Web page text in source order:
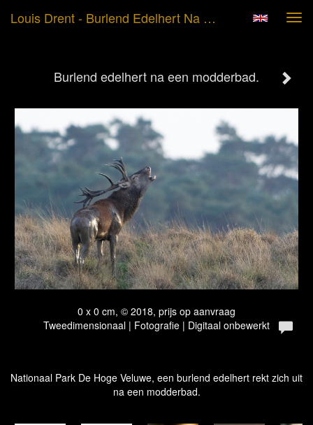
Louis Drent - Burlend Edelhert Na Een Modderbad.
Burlend edelhert na een modderbad.
0 x 0 cm, © 2018, prijs op aanvraag
Tweedimensionaal | Fotografie | Digitaal onbewerkt
Nationaal Park De Hoge Veluwe, een burlend edelhert rekt zich uit
na een modderbad.